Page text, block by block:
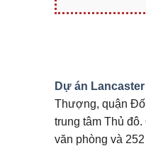
Dự án
Thượng, quận
trung tâm Thủ
văn phòng và